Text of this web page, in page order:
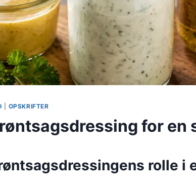
OPSKRIFTER
for en
rolle i